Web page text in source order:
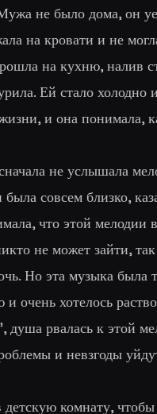
не было дома, он
на кровати и не
на кухню, налив
Ей стало
и она понимала,
не услышала
совсем близко,
что этой
не может зайти,
Но эта музыка
очень хотелось
рвалась к этой
и невзгоды
комнату,